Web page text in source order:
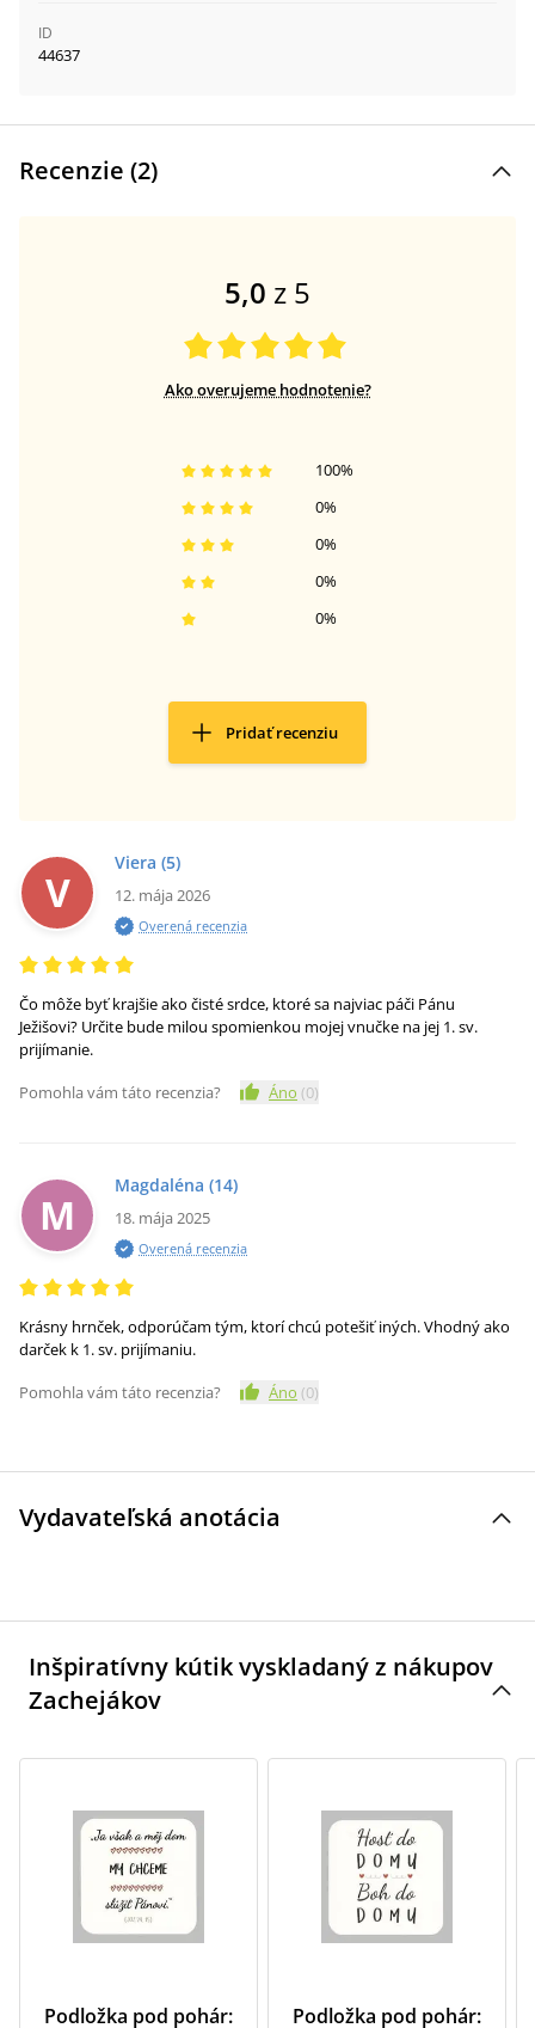
ID
44637
Recenzie (2)
5,0 z 5
Ako overujeme hodnotenie?
0%
0%
0%
0%
100%
Pridať recenziu
V
Viera (5)
12. mája 2026
Overená recenzia
Čo môže byť krajšie ako čisté srdce, ktoré sa najviac páči Pánu
Ježišovi? Určite bude milou spomienkou mojej vnučke na jej 1. sv.
prijímanie.
Pomohla vám táto recenzia?
Áno (0)
M
Magdaléna (14)
18. mája 2025
Overená recenzia
Krásny hrnček, odporúčam tým, ktorí chcú potešiť iných. Vhodný ako
darček k 1. sv. prijímaniu.
Pomohla vám táto recenzia?
Áno (0)
Vydavateľská anotácia
Inšpiratívny kútik vyskladaný z nákupov
Zachejákov
Podložka pod pohár:
Podložka pod pohár: